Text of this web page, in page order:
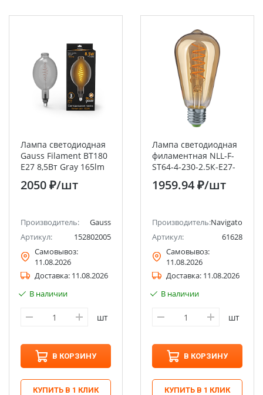
Лампа светодиодная
Gauss Filament BT180
E27 8,5Вт Gray 165lm
2050 ₽/шт
Производитель:
Gauss
Артикул:
152802005
Самовывоз:
11.08.2026
Доставка: 11.08.2026
В наличии
шт
В КОРЗИНУ
КУПИТЬ В 1 КЛИК
Лампа светодиодная
филаментная NLL-F-
ST64-4-230-2.5К-E27-
SPIRAL Navigator
1959.94 ₽/шт
Производитель:Navigator
Артикул:
61628
Самовывоз:
11.08.2026
Доставка: 11.08.2026
В наличии
шт
В КОРЗИНУ
КУПИТЬ В 1 КЛИК